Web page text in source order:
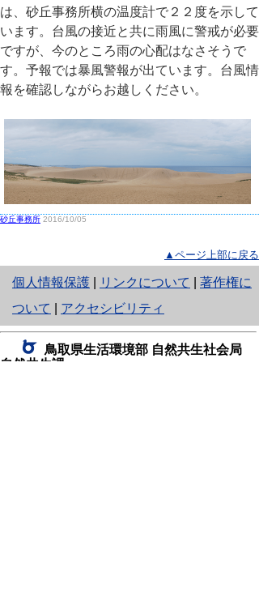
は、砂丘事務所横の温度計で２２度を示して
います。台風の接近と共に雨風に警戒が必要
ですが、今のところ雨の心配はなさそうで
す。予報では暴風警報が出ています。台風情
報を確認しながらお越しください。
砂丘事務所 2016/10/05
▲ページ上部に戻る
個人情報保護
と
り
ネ
ッ
リンクについて
著作権に
ついて
アクセシビリティ
鳥取県生活環境部 自然共生社会局
自然共生課